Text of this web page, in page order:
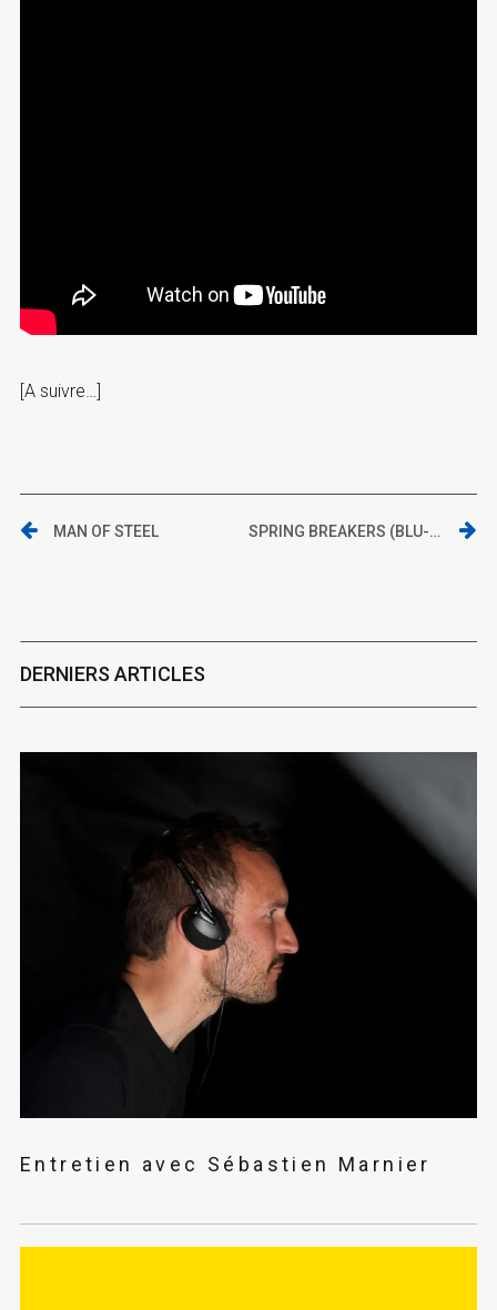
[A suivre…]
MAN OF STEEL SPRING BREAKERS (BLU-RAY/ TF1 VIDÉO)
DERNIERS ARTICLES
Entretien avec Sébastien Marnier